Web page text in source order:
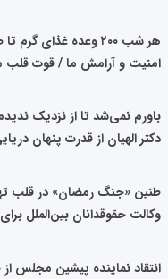
هر شب ۲۰۰ وعده غذای
امنیت و آرامش ما / قوت قلب
باورم نمی‌شد تا از نزدیک
دکتر الهیان از قدرت پنهان
طنین «جنگ رمضان» در قلب
وکالت حقوقدانان بین‌الملل
انتقاد نماینده پیشین مجلس